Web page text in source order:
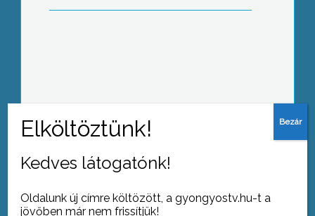
Ovikert: lezárult a szezon
Kedves látogatónk!
Oldalunk új címre költözött, a gyongyostv.hu-t a
jövőben már nem frissítjük!